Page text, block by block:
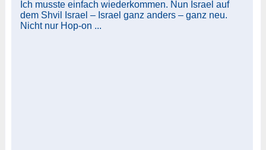
Ich musste einfach wiederkommen. Nun Israel auf
dem Shvil Israel – Israel ganz anders – ganz neu.
Nicht nur Hop-on ...